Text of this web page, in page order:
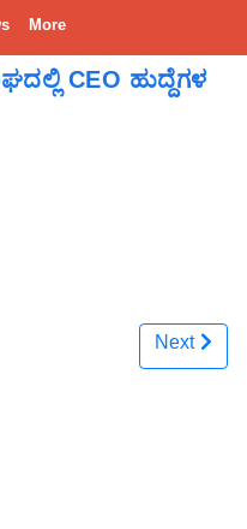
More
CEO ಹುದ್ದೆಗಳ
Next